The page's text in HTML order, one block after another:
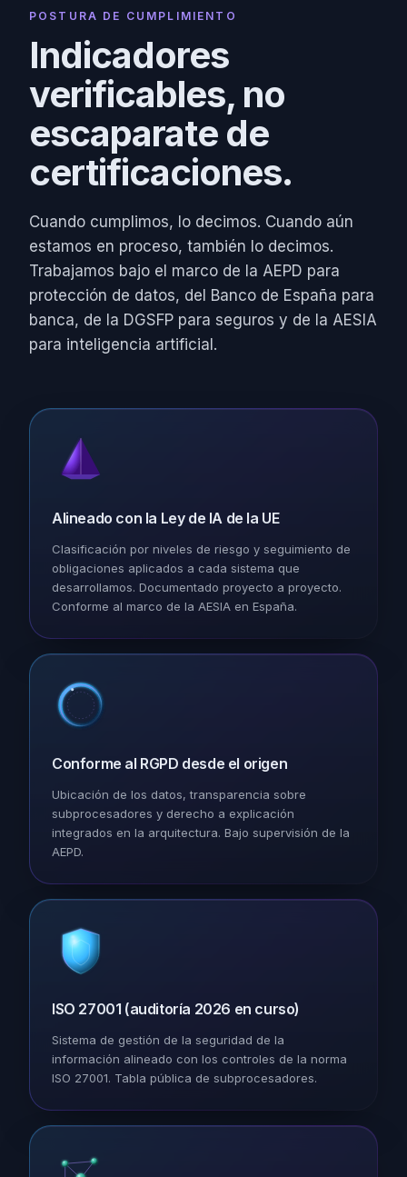
POSTURA DE CUMPLIMIENTO
Indicadores
verificables, no
escaparate de
certificaciones.
Cuando cumplimos, lo decimos. Cuando aún
estamos en proceso, también lo decimos.
Trabajamos bajo el marco de la AEPD para
protección de datos, del Banco de España para
banca, de la DGSFP para seguros y de la AESIA
para inteligencia artificial.
Alineado con la Ley de IA de la UE
Clasificación por niveles de riesgo y seguimiento de
obligaciones aplicados a cada sistema que
desarrollamos. Documentado proyecto a proyecto.
Conforme al marco de la AESIA en España.
Conforme al RGPD desde el origen
Ubicación de los datos, transparencia sobre
subprocesadores y derecho a explicación
integrados en la arquitectura. Bajo supervisión de la
AEPD.
ISO 27001 (auditoría 2026 en curso)
Sistema de gestión de la seguridad de la
información alineado con los controles de la norma
ISO 27001. Tabla pública de subprocesadores.